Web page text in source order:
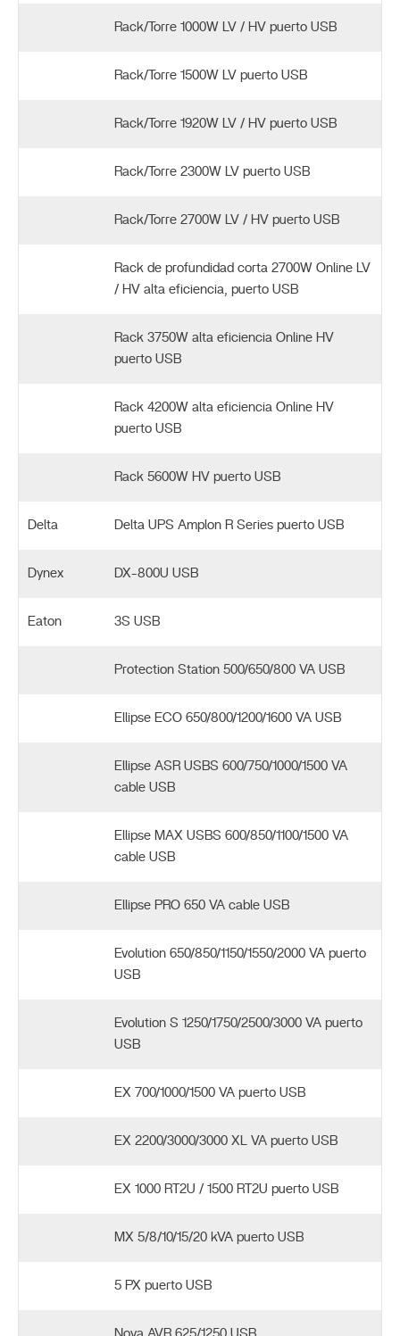
Rack/Torre 1000W LV / HV puerto USB
Rack/Torre 1500W LV puerto USB
Rack/Torre 1920W LV / HV puerto USB
Rack/Torre 2300W LV puerto USB
Rack/Torre 2700W LV / HV puerto USB
Rack de profundidad corta 2700W Online LV
/ HV alta eficiencia, puerto USB
Rack 3750W alta eficiencia Online HV
puerto USB
Rack 4200W alta eficiencia Online HV
puerto USB
Rack 5600W HV puerto USB
Delta Delta UPS Amplon R Series puerto USB
Dynex DX-800U USB
Eaton 3S USB
Protection Station 500/650/800 VA USB
Ellipse ECO 650/800/1200/1600 VA USB
Ellipse ASR USBS 600/750/1000/1500 VA
cable USB
Ellipse MAX USBS 600/850/1100/1500 VA
cable USB
Ellipse PRO 650 VA cable USB
Evolution 650/850/1150/1550/2000 VA puerto
USB
Evolution S 1250/1750/2500/3000 VA puerto
USB
EX 700/1000/1500 VA puerto USB
EX 2200/3000/3000 XL VA puerto USB
EX 1000 RT2U / 1500 RT2U puerto USB
MX 5/8/10/15/20 kVA puerto USB
5 PX puerto USB